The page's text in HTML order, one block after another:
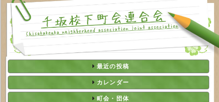
最近の投稿
カレンダー
町会・団体